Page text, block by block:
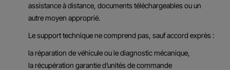
assistance à distance, documents téléchargeables ou un
autre moyen approprié.
Le support technique ne comprend pas, sauf accord exprès :
la réparation de véhicule ou le diagnostic mécanique,
la récupération garantie d’unités de commande